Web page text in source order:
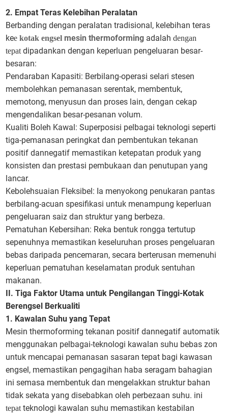
2. Empat Teras Kelebihan Peralatan
Berbanding dengan peralatan tradisional, kelebihan teras
keekotak engsel mesin thermoforming adalahdengan
tepatdipadankan dengan keperluan pengeluaran besar-
besaran:
Pendaraban Kapasiti: Berbilang-operasi selari stesen
membolehkan pemanasan serentak, membentuk,
memotong, menyusun dan proses lain, dengan cekap
mengendalikan besar-pesanan volum.
Kualiti Boleh Kawal: Superposisi pelbagai teknologi seperti
tiga-pemanasan peringkat dan pembentukan tekanan
positif dannegatif memastikan ketepatan produk yang
konsisten dan prestasi pembukaan dan penutupan yang
lancar.
Kebolehsuaian Fleksibel: Ia menyokong penukaran pantas
berbilang-acuan spesifikasi untuk menampung keperluan
pengeluaran saiz dan struktur yang berbeza.
Pematuhan Kebersihan: Reka bentuk rongga tertutup
sepenuhnya memastikan keseluruhan proses pengeluaran
bebas daripada pencemaran, secara berterusan memenuhi
keperluan pematuhan keselamatan produk sentuhan
makanan.
II. Tiga Faktor Utama untuk Pengilangan Tinggi-Kotak
Berengsel Berkualiti
1. Kawalan Suhu yang Tepat
Mesin thermoforming tekanan positif dannegatif automatik
menggunakan pelbagai-teknologi kawalan suhu bebas zon
untuk mencapai pemanasan sasaran tepat bagi kawasan
engsel, memastikan pengagihan haba seragam bahagian
ini semasa membentuk dan mengelakkan struktur bahan
tidak sekata yang disebabkan oleh perbezaan suhu. ini
tepatteknologi kawalan suhu memastikan kestabilan